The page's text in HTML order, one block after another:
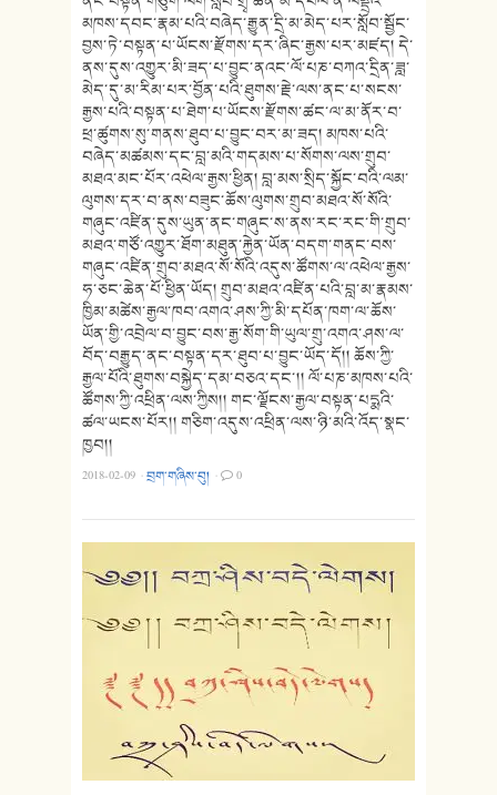
མཁས་དབང་རྣམ་པའི་བཞེད་རྒྱུན་དྲི་མ་མེད་པར་སློབ་སྦྱོང་
བྱས་ཏེ་བསྟན་པ་ཡོངས་རྫོགས་དར་ཞིང་རྒྱས་པར་མཛད། དེ་
ནས་དུས་འགྱུར་མི་ཟད་པ་བྱུང་ནའང་ལོ་པཎ་བཀའ་དྲིན་ཟླ་
མེད་དུ་མ་རིམ་པར་བྱོན་པའི་ཐུགས་རྗེ་ལས་ནང་པ་སངས་
རྒྱས་པའི་བསྟན་པ་ཐེག་པ་ཡོངས་རྫོགས་ཚང་ལ་མ་ནོར་བ་
ཕྲ་ཚུགས་སུ་གནས་ཐུབ་པ་བྱུང་བར་མ་ཟད། མཁས་པའི་
བཞེད་མཚམས་དང་བླ་མའི་གདམས་པ་སོགས་ལས་གྲུབ་
མཐའ་མང་པོར་འཕེལ་རྒྱས་ཕྱིན། བླ་མས་སྲིད་སྐྱོང་བའི་ལམ་
ལུགས་དར་བ་ནས་བཟུང་ཆོས་ལུགས་གྲུབ་མཐའ་སོ་སོའི་
གཞུང་འཛིན་དུས་ཡུན་ནང་གཞུང་ས་ནས་རང་རང་གི་གྲུབ་
མཐའ་གཙོ་འགྱུར་ཐོག་མཐུན་རྐྱེན་ཡོན་བདག་གནང་བས་
གཞུང་འཛིན་གྲུབ་མཐའ་སོ་སོའི་འདུས་ཚོགས་ལ་འཕེལ་རྒྱས་
ཧ་ཅང་ཆེན་པོ་ཕྱིན་ཡོད། གྲུབ་མཐའ་འཛིན་པའི་བླ་མ་རྣམས་
ཁྱིམ་མཚེས་རྒྱལ་ཁབ་འགའ་ཤས་ཀྱི་མི་དཔོན་ཁག་ལ་ཆོས་
ཡོན་གྱི་འབྲེལ་བ་བྱུང་བས་རྒྱ་སོག་གི་ཡུལ་གྲུ་འགའ་ཤས་ལ་
བོད་བརྒྱུད་ནང་བསྟན་དར་ཐུབ་པ་བྱུང་ཡོད་དོ།། ཆོས་ཀྱི་
རྒྱལ་པོའི་ཐུགས་བསྐྱེད་དམ་བཅའ་དང་།། ལོ་པཎ་མཁས་པའི་
ཚོགས་ཀྱི་འཕྲིན་ལས་ཀྱིས།། གང་ལྗོངས་རྒྱལ་བསྟན་པདྨའི་
ཚལ་ཡངས་པོར།། གཅིག་འདུས་འཕྲིན་ལས་ཉི་མའི་འོད་སྣང་
ཁྱབ།།
2018-02-09 ·བྲག་གཞིས་བུ། · 0